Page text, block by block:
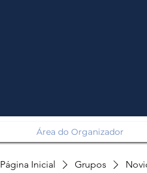
Área do Organizador
Página Inicial Grupos